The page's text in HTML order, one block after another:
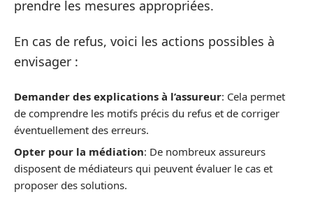
prendre les mesures appropriées.
En cas de refus, voici les actions possibles à
envisager :
Demander des explications à l’assureur: Cela permet
de comprendre les motifs précis du refus et de corriger
éventuellement des erreurs.
Opter pour la médiation: De nombreux assureurs
disposent de médiateurs qui peuvent évaluer le cas et
proposer des solutions.